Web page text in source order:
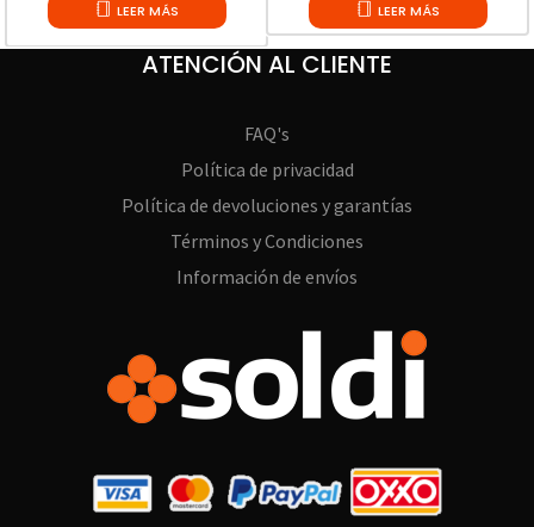
LEER MÁS LEER MÁS
ATENCIÓN AL CLIENTE
FAQ's
Política de privacidad
Política de devoluciones y garantías
Términos y Condiciones
Información de envíos